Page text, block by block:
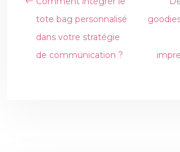
tote bag personnalisé
dans votre stratégie
de communication ?